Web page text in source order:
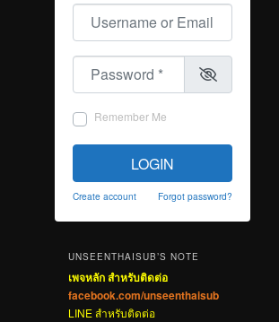
Username or Email
Password
Remember Me
LOGIN
Create account Forgot password?
UNSEENTHAISUB’S NOTE
เพจหลัก สำหรับติดต่อ
facebook.com/unseenthaisub
LINE สำหรับติดต่อ